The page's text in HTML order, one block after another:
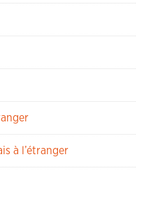
à l’étranger